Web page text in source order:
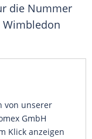
die Nummer
Wimbledon
von unserer
GmbH
Klick anzeigen